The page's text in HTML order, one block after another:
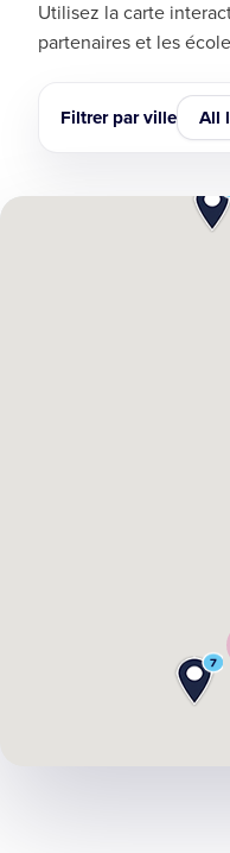
Utilisez la carte
partenaires et les
Filtrer par ville